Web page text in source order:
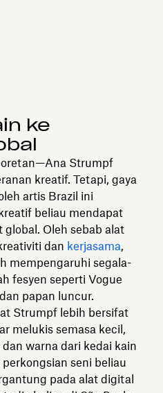
ke
Strumpf
kreatif. Tetapi, gaya
artis Brazil ini
beliau mendapat
Oleh sebab alat
dan kerjasama,
mempengaruhi segala-
fesyen seperti Vogue
papan luncur.
Strumpf lebih bersifat
melukis semasa kecil,
warna dari kedai kain
seni beliau
pada alat digital